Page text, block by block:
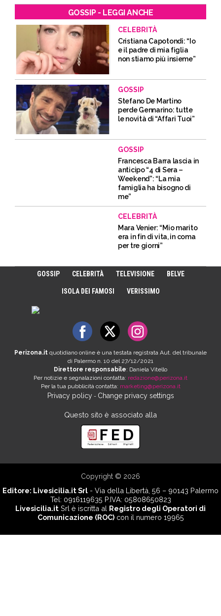
GOSSIP - LEGGI ANCHE
CELEBRITÀ
Cristiana Capotondi: “Io
e il padre di mia figlia
non stiamo più insieme”
GOSSIP
Stefano De Martino
perde Gennarino: tutte
le novità di “Affari Tuoi”
GOSSIP
Francesca Barra lascia in
anticipo “4 di Sera –
Weekend”: “La mia
famiglia ha bisogno di
me”
CELEBRITÀ
Mara Venier: “Mio marito
era in fin di vita, in coma
per tre giorni”
GOSSIP CELEBRITÀ TELEVISIONE BELVE
ISOLA DEI FAMOSI VERISSIMO
Perizona.it quotidiano online è una testata registrata Aut. del tribunale
di Palermo n. 10 del 27/12/2021
Direttore responsabile: Daniela Vitello
Per notizie e segnalazioni contatta: redazione@perizona.it
Per la tua pubblicità contatta: marketing@perizona.it
Privacy policy- Change privacy settings
Questo sito è associato alla
Copyright © 2026
Editore: Livesicilia.it Srl - Via della Libertà, 56 – 90143 Palermo
Tel: 0916119635 P.IVA: 05808650823
Livesicilia.it Srl è iscritta al Registro degli Operatori di
Comunicazione (ROC)con il numero 19965